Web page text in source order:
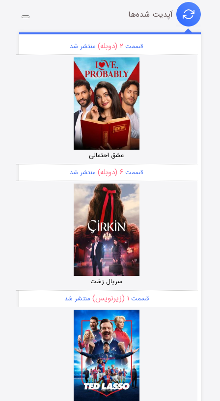
آپدیت شده‌ها
قسمت ۲ (دوبله) منتشر شد
عشق احتمالی
قسمت ۶ (دوبله) منتشر شد
سریال زشت
قسمت ۱ (زیرنویس) منتشر شد